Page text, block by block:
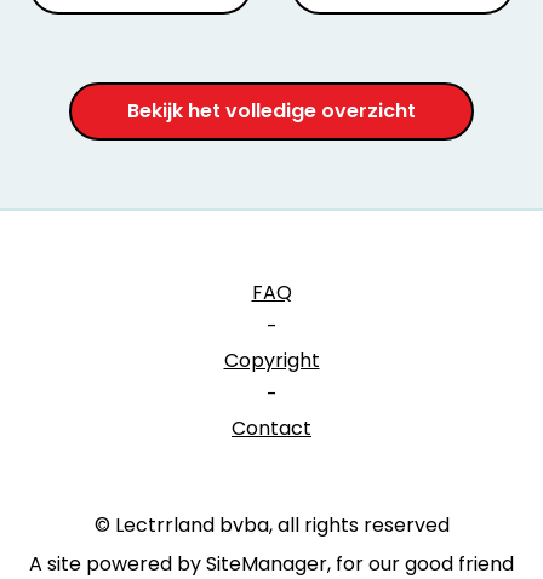
Bekijk het volledige overzicht
FAQ
-
Copyright
-
Contact
© Lectrrland bvba, all rights reserved
A site powered by SiteManager, for our good friend